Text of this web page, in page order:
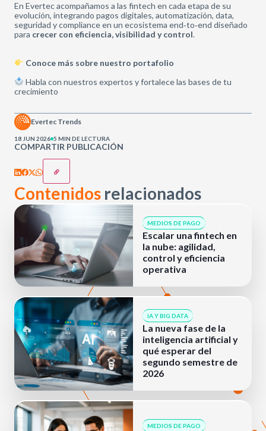
En Evertec acompañamos a las fintech en cada etapa de su
evolución, integrando pagos digitales, automatización, data,
seguridad y compliance en un ecosistema end‑to‑end diseñado
para crecer con eficiencia, visibilidad y control.
Conoce más sobre nuestro portafolio
Habla con nuestros expertos y fortalece las bases de tu
crecimiento
COMPARTIR PUBLICACIÓN
Evertec Trends
18 JUN 2026 5 MIN DE LECTURA
Contenidos relacionados
MEDIOS DE PAGO
Escalar una fintech en
la nube: agilidad,
control y eficiencia
operativa
IA Y BIG DATA
La nueva fase de la
inteligencia artificial y
qué esperar del
segundo semestre de
2026
MEDIOS DE PAGO